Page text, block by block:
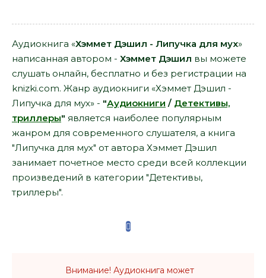
Аудиокнига «Хэммет Дэшил - Липучка для мух»
написанная автором - Хэммет Дэшил вы можете
слушать онлайн, бесплатно и без регистрации на
knizki.com. Жанр аудиокниги «Хэммет Дэшил -
Липучка для мух» - "Аудиокниги / Детективы,
триллеры" является наиболее популярным
жанром для современного слушателя, а книга
"Липучка для мух" от автора Хэммет Дэшил
занимает почетное место среди всей коллекции
произведений в категории "Детективы,
триллеры".
Внимание! Аудиокнига может